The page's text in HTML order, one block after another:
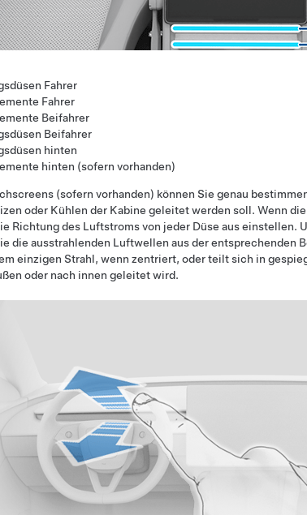
Fahrer
Fahrer
Beifahrer
Beifahrer
hinten
hinten (sofern vorhanden)
(sofern vorhanden) können Sie genau
oder Kühlen der Kabine geleitet werden soll. Wenn
Richtung des Luftstroms von jeder Düse aus
die ausstrahlenden Luftwellen aus der entsprechenden
einzigen Strahl, wenn zentriert, oder teilt sich in
oder nach innen geleitet wird.